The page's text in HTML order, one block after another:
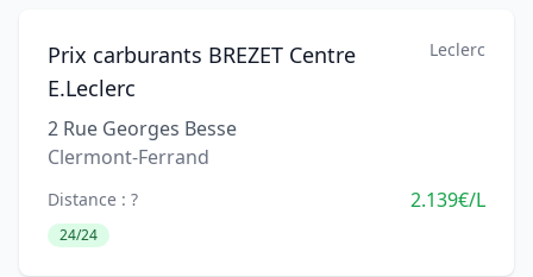
Prix carburants BREZET Centre
E.Leclerc
Leclerc
2 Rue Georges Besse
Clermont-Ferrand
Distance : ? 2.139€/L
24/24